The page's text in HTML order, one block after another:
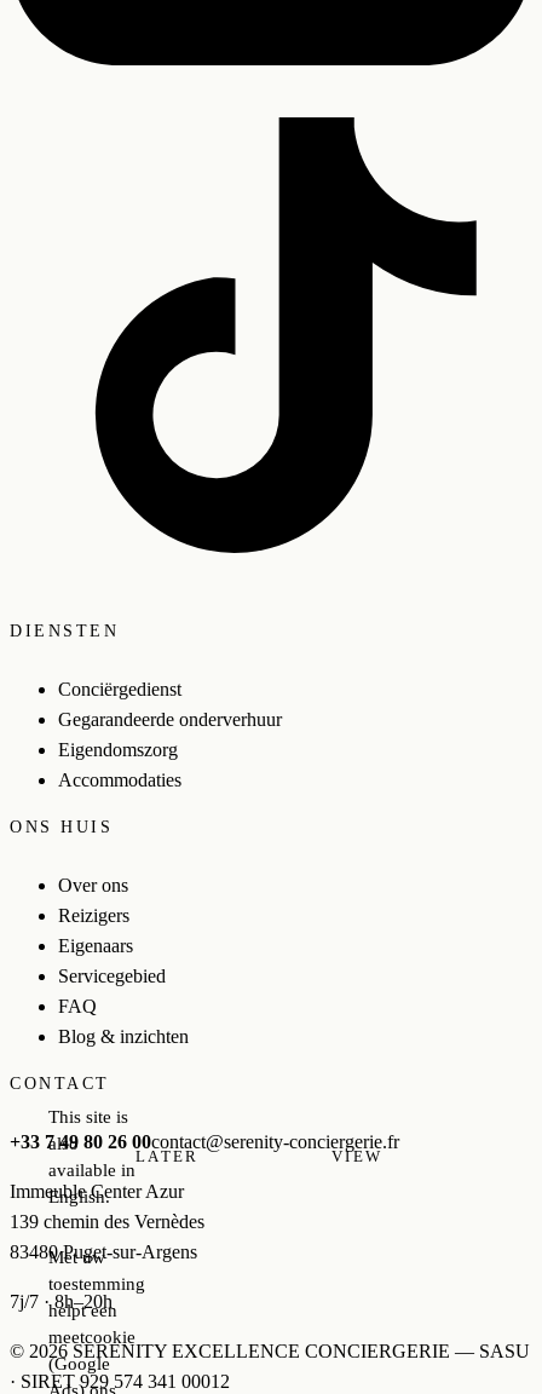
DIENSTEN
Conciërgedienst
Gegarandeerde onderverhuur
Eigendomszorg
Accommodaties
ONS HUIS
Over ons
Reizigers
Eigenaars
Servicegebied
FAQ
Blog & inzichten
CONTACT
+33 7 49 80 26 00contact@serenity-conciergerie.fr
Immeuble Center Azur
139 chemin des Vernèdes
83480 Puget-sur-Argens
7j/7 · 8h–20h
© 2026 SERENITY EXCELLENCE CONCIERGERIE — SASU
· SIRET 929 574 341 00012
This site is
also
available in
English.
LATER VIEW
Met uw
toestemming
helpt een
meetcookie
(Google